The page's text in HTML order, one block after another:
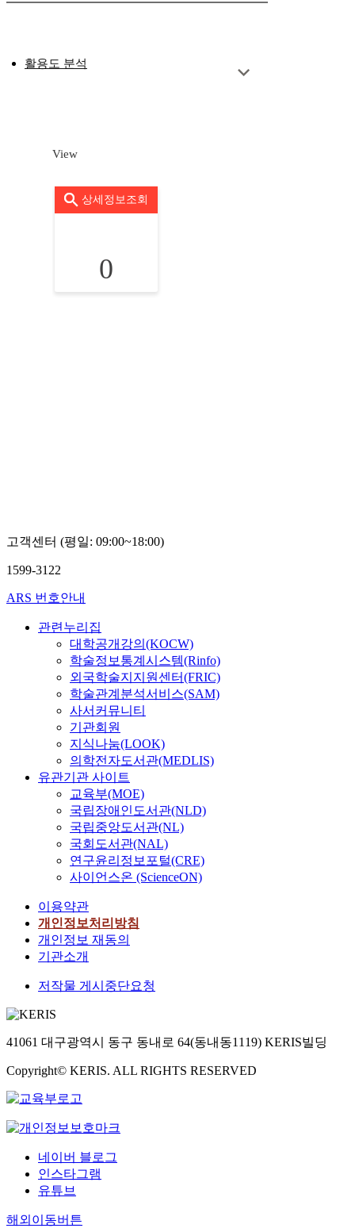
활용도 분석
View
상세정보조회
0
고객센터 (평일: 09:00~18:00)
1599-3122
ARS 번호안내
관련누리집
대학공개강의(KOCW)
학술정보통계시스템(Rinfo)
외국학술지지원센터(FRIC)
학술관계분석서비스(SAM)
사서커뮤니티
기관회원
지식나눔(LOOK)
의학전자도서관(MEDLIS)
유관기관 사이트
교육부(MOE)
국립장애인도서관(NLD)
국립중앙도서관(NL)
국회도서관(NAL)
연구윤리정보포털(CRE)
사이언스온 (ScienceON)
이용약관
개인정보처리방침
개인정보 재동의
기관소개
저작물 게시중단요청
41061 대구광역시 동구 동내로 64(동내동1119) KERIS빌딩
Copyright© KERIS. ALL RIGHTS RESERVED
네이버 블로그
인스타그램
유튜브
해외이동버튼